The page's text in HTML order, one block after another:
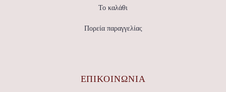
Το καλάθι
Πορεία παραγγελίας
ΕΠΙΚΟΙΝΩΝΊΑ